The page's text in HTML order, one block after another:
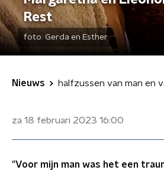
Rest
foto: Gerda en Esther
Nieuws
za 18 februari 2023 16:00
"Voor mijn man was het een